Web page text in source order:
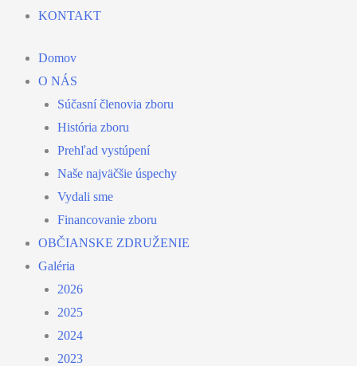
KONTAKT
Domov
O NÁS
Súčasní členovia zboru
História zboru
Prehľad vystúpení
Naše najväčšie úspechy
Vydali sme
Financovanie zboru
OBČIANSKE ZDRUŽENIE
Galéria
2026
2025
2024
2023